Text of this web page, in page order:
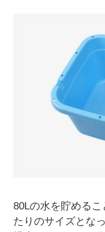
80Lの水を貯める
たりのサイズとな